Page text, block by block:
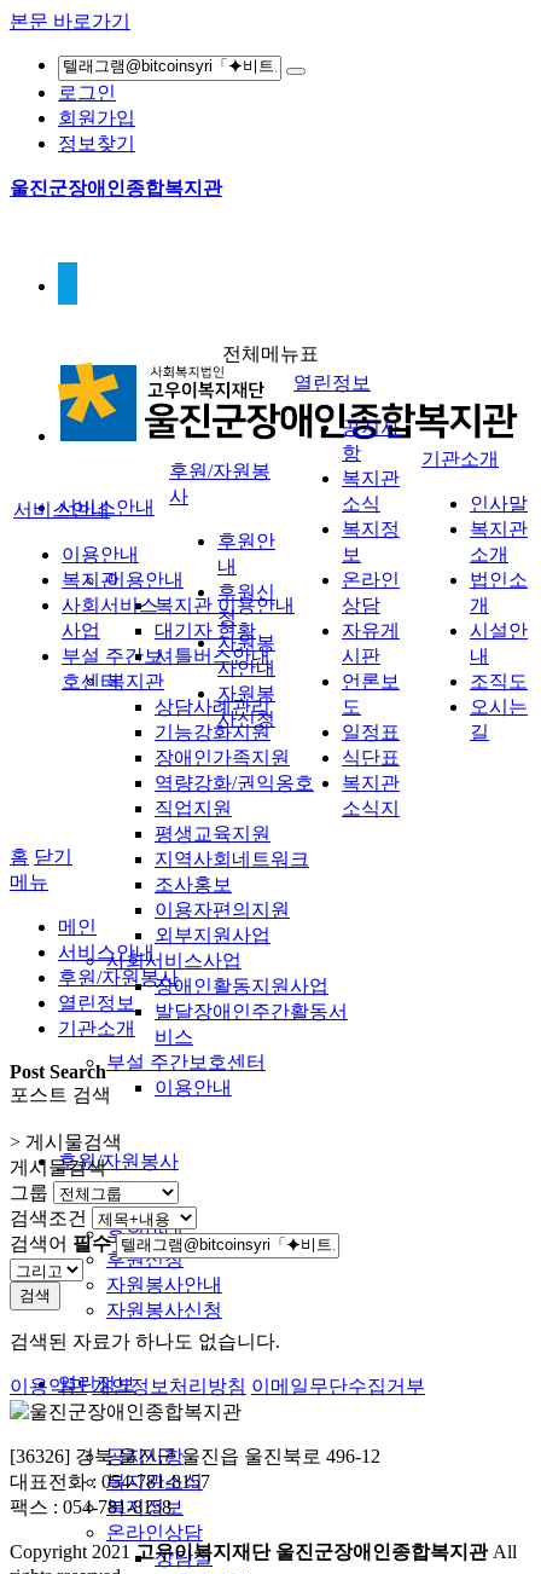
본문 바로가기
로그인
회원가입
정보찾기
울진군장애인종합복지관
서비스안내
이용안내
복지관 이용안내
대기자 현황
셔틀버스안내
복지관
상담사례관리
기능강화지원
장애인가족지원
역량강화/권익옹호
직업지원
평생교육지원
지역사회네트워크
조사홍보
이용자편의지원
외부지원사업
사회서비스사업
장애인활동지원사업
발달장애인주간활동서
비스
부설 주간보호센터
이용안내
후원/자원봉사
후원안내
후원신청
자원봉사안내
자원봉사신청
열린정보
공지사항
복지관소식
복지정보
온라인상담
상담실
전체메뉴표
서비스안내
이용안내
복지관
사회서비스
사업
부설 주간보
호센터
후원/자원봉
사
후원안
내
후원신
청
자원봉
사안내
자원봉
사신청
열린정보
공지사
항
복지관
소식
복지정
보
온라인
상담
자유게
시판
언론보
도
일정표
식단표
복지관
소식지
기관소개
인사말
복지관
소개
법인소
개
시설안
내
조직도
오시는
길
홈 닫기
메뉴
메인
서비스안내
후원/자원봉사
열린정보
기관소개
Post Search
포스트 검색
> 게시물검색
게시물검색
그룹
검색조건
검색어 필수
검색
검색된 자료가 하나도 없습니다.
이용약관 개인정보처리방침 이메일무단수집거부
[36326] 경북 울진군 울진읍 울진북로 496-12
대표전화 : 054-781-8157
팩스 : 054-781-8158
Copyright 2021 고우이복지재단 울진군장애인종합복지관All